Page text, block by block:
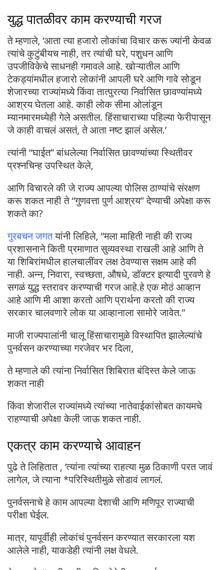
युद्ध पातळीवर काम करण्याची गरज
ते म्हणाले, ‘आता त्या हजारो लोकांचा विचार करू ज्यांनी केवळ
त्यांचे कुटुंबीयच नाही, तर त्यांची घरे, पशुधन आणि
उपजीविकेचे साधनही गमावले आहे. खोऱ्यातील आणि
टेकड्यांमधील हजारो लोकांनी आपली घरे आणि गावे सोडून
शेजारच्या राज्यांमध्ये किंवा तात्पुरत्या निर्वासित छावण्यांमध्ये
आश्रय घेतला आहे. काही लोक सीमा ओलांडून
म्यानमारमध्येही गेले असतील. हिंसाचाराच्या पहिल्या फेरीपासून
जे काही वाचलं असतं, ते आता नष्ट झालं असेल.’
त्यांनी “घाईत” बांधलेल्या निर्वासित छावण्यांच्या स्थितीवर
प्रश्नचिन्ह उपस्थित केले,
आणि विचारले की जे राज्य आपल्या पोलिस ठाण्यांचे संरक्षण
करू शकत नाही ते “गुणवत्ता पुर्ण आश्रय” देण्याची अपेक्षा करू
शकते का?
गुरबचन जगतयांनी लिहिले, “मला माहिती नाही की राज्य
प्रशासनाने किती प्रमाणात सुव्यवस्था राखली आहे आणि ते
या शिबिरांमधील हालचालींवर लक्ष ठेवण्यास सक्षम आहे की
नाही. अन्न, निवारा, स्वच्छता, औषधे, डॉक्टर इत्यादी पुरवणे हे
सगळं युद्ध स्तरावर करण्याची गरज आहे.हे एक मोठं आव्हान
आहे आणि मी आशा करतो आणि प्रार्थना करतो की राज्य
सरकार चालवणारे लोक या आव्हानाला सामोरे जावेत.”
माजी राज्यपालांनी चालू हिंसाचारामुळे विस्थापित झालेल्यांचे
पुनर्वसन करण्याच्या गरजेवर भर दिला,
ते म्हणाले की त्यांना निर्वासित शिबिरात बंदिस्त केले जाऊ
शकत नाही
किंवा शेजारील राज्यांमध्ये त्यांच्या नातेवाईकांसोबत कायमचे
राहण्याची अपेक्षा केली जाऊ शकत नाही.
एकत्र काम करण्याचे आवाहन
पुढे ते लिहितात , ‘त्यांना त्यांच्या राहत्या मुळ ठिकाणी परत जावं
लागेल, जे त्याना *परिस्थितीमुळे सोडावं लागलं.
पुनर्वसनाचे हे काम आपल्या देशाची आणि मणिपूर राज्याची
परीक्षा घेईल.
मात्र, यापूर्वीही लोकांचं पुनर्वसन करण्यात सरकारला यश
आलेले नाही, याकडेही त्यांनी लक्ष वेधले.